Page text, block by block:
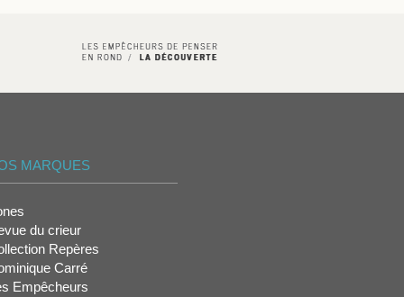
MARQUES
du crieur
Repères
Carré
Empêcheurs